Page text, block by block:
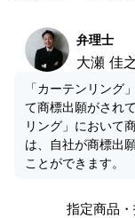
弁理士
大瀬 佳
「カーテンリング
て商標出願がされ
リング」において
は、自社が商標出
ことができます。
指定商品